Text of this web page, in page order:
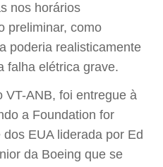
nos horários
preliminar, como
poderia realisticamente
falha elétrica grave.
VT-ANB, foi entregue à
a Foundation for
EUA liderada por Ed
da Boeing que se